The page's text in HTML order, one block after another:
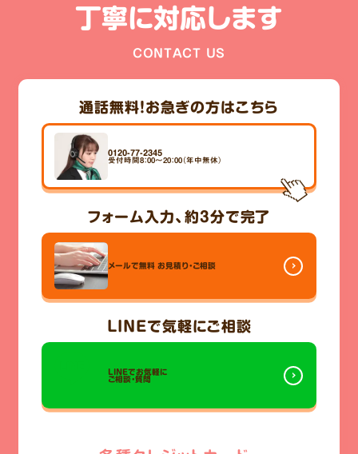
丁寧に対応します
CONTACT US
通話無料！お急ぎの方はこちら
0120-77-2345
受付時間8：00～20：00（年中無休）
フォーム入力、 約3分で完了
メールで無料 お見積り・ご相談
LINEで気軽にご相談
LINEでお気軽に
ご相談・質問